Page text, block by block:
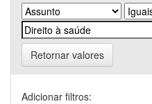
Retornar valores
Adicionar filtros: